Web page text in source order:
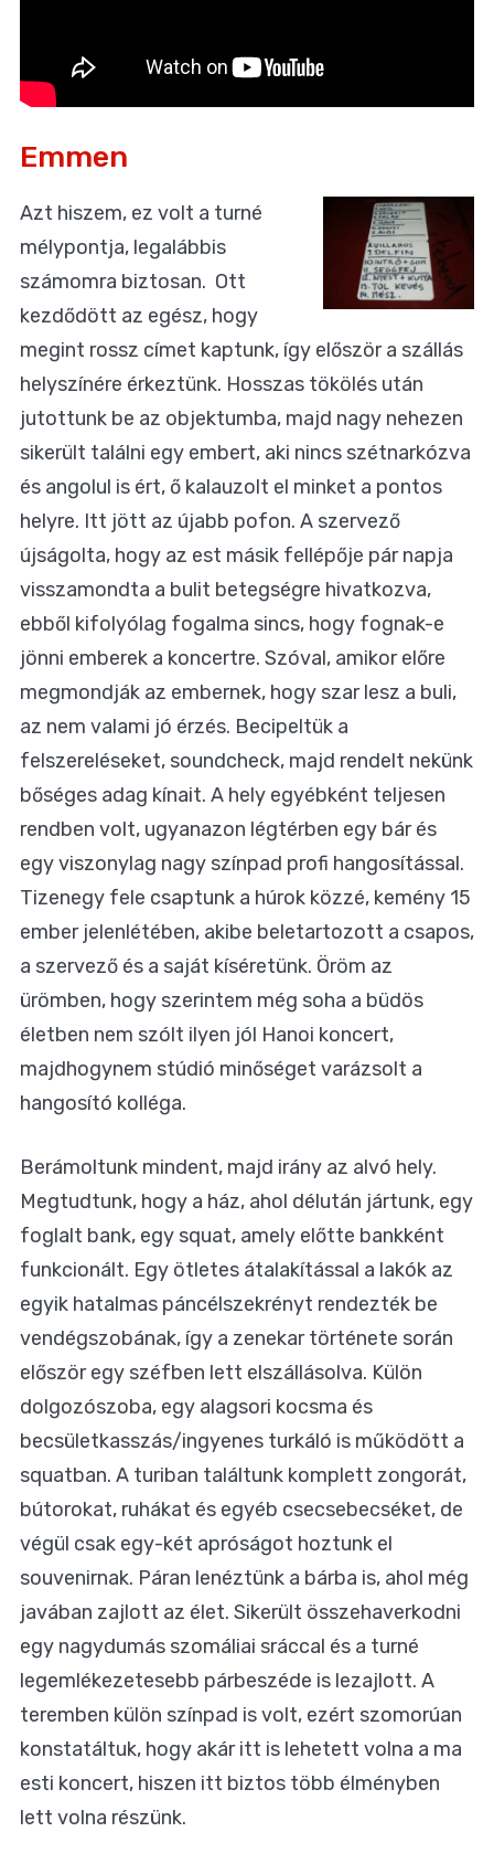
Emmen
Azt hiszem, ez volt a turné
mélypontja, legalábbis
számomra biztosan. Ott
kezdődött az egész, hogy
megint rossz címet kaptunk, így először a szállás
helyszínére érkeztünk. Hosszas tökölés után
jutottunk be az objektumba, majd nagy nehezen
sikerült találni egy embert, aki nincs szétnarkózva
és angolul is ért, ő kalauzolt el minket a pontos
helyre. Itt jött az újabb pofon. A szervező
újságolta, hogy az est másik fellépője pár napja
visszamondta a bulit betegségre hivatkozva,
ebből kifolyólag fogalma sincs, hogy fognak-e
jönni emberek a koncertre. Szóval, amikor előre
megmondják az embernek, hogy szar lesz a buli,
az nem valami jó érzés. Becipeltük a
felszereléseket, soundcheck, majd rendelt nekünk
bőséges adag kínait. A hely egyébként teljesen
rendben volt, ugyanazon légtérben egy bár és
egy viszonylag nagy színpad profi hangosítással.
Tizenegy fele csaptunk a húrok közzé, kemény 15
ember jelenlétében, akibe beletartozott a csapos,
a szervező és a saját kíséretünk. Öröm az
ürömben, hogy szerintem még soha a büdös
életben nem szólt ilyen jól Hanoi koncert,
majdhogynem stúdió minőséget varázsolt a
hangosító kolléga.
Berámoltunk mindent, majd irány az alvó hely.
Megtudtunk, hogy a ház, ahol délután jártunk, egy
foglalt bank, egy squat, amely előtte bankként
funkcionált. Egy ötletes átalakítással a lakók az
egyik hatalmas páncélszekrényt rendezték be
vendégszobának, így a zenekar története során
először egy széfben lett elszállásolva. Külön
dolgozószoba, egy alagsori kocsma és
becsületkasszás/ingyenes turkáló is működött a
squatban. A turiban találtunk komplett zongorát,
bútorokat, ruhákat és egyéb csecsebecséket, de
végül csak egy-két apróságot hoztunk el
souvenirnak. Páran lenéztünk a bárba is, ahol még
javában zajlott az élet. Sikerült összehaverkodni
egy nagydumás szomáliai sráccal és a turné
legemlékezetesebb párbeszéde is lezajlott. A
teremben külön színpad is volt, ezért szomorúan
konstatáltuk, hogy akár itt is lehetett volna a ma
esti koncert, hiszen itt biztos több élményben
lett volna részünk.